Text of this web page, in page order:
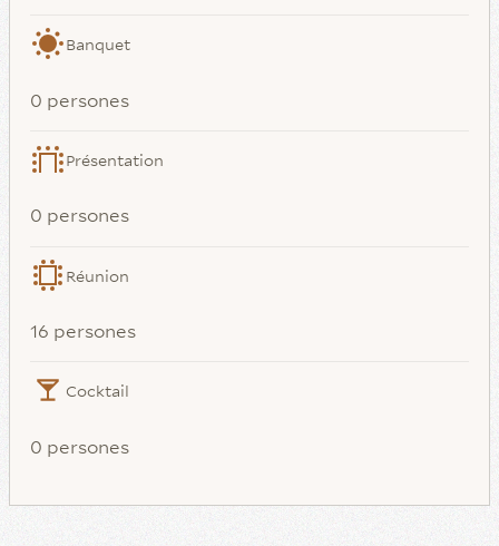
Banquet
0 persones
Présentation
0 persones
Réunion
16 persones
Cocktail
0 persones